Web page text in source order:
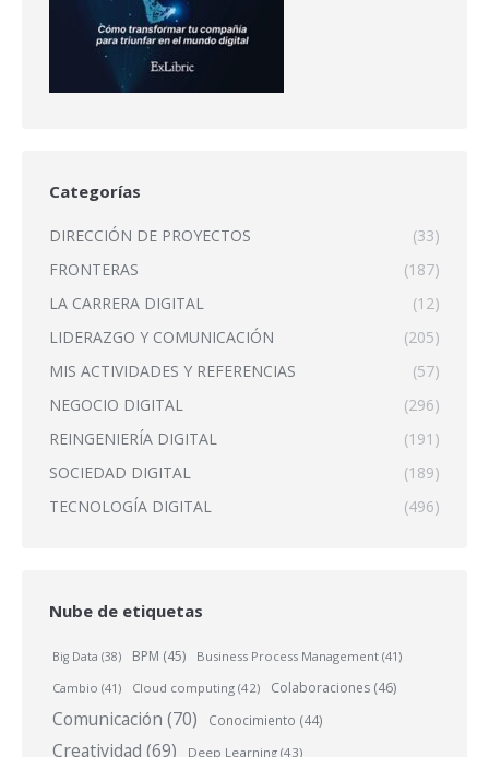
Categorías
DIRECCIÓN DE PROYECTOS
(33)
FRONTERAS
(187)
LA CARRERA DIGITAL
(12)
LIDERAZGO Y COMUNICACIÓN
(205)
MIS ACTIVIDADES Y REFERENCIAS
(57)
NEGOCIO DIGITAL
(296)
REINGENIERÍA DIGITAL
(191)
SOCIEDAD DIGITAL
(189)
TECNOLOGÍA DIGITAL
(496)
Nube de etiquetas
Big Data (38) BPM (45) Business Process Management (41)
Cambio (41) Cloud computing (42) Colaboraciones (46)
Comunicación (70) Conocimiento (44)
Creatividad (69) Deep Learning (43)